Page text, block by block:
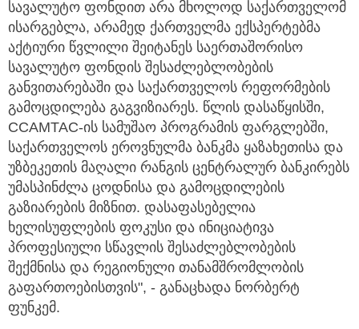
სავალუტო ფონდით არა მხოლოდ საქართველომ
ისარგებლა, არამედ ქართველმა ექსპერტებმა
აქტიური წვლილი შეიტანეს საერთაშორისო
სავალუტო ფონდის შესაძლებლობების
განვითარებაში და საქართველოს რეფორმების
გამოცდილება გაგვიზიარეს. წლის დასაწყისში,
CCAMTAC-ის სამუშაო პროგრამის ფარგლებში,
საქართველოს ეროვნულმა ბანკმა ყაზახეთისა და
უზბეკეთის მაღალი რანგის ცენტრალურ ბანკირებს
უმასპინძლა ცოდნისა და გამოცდილების
გაზიარების მიზნით. დასაფასებელია
ხელისუფლების ფოკუსი და ინიციატივა
პროფესიული სწავლის შესაძლებლობების
შექმნისა და რეგიონული თანამშრომლობის
გაფართოებისთვის", - განაცხადა ნორბერტ
ფუნკემ.